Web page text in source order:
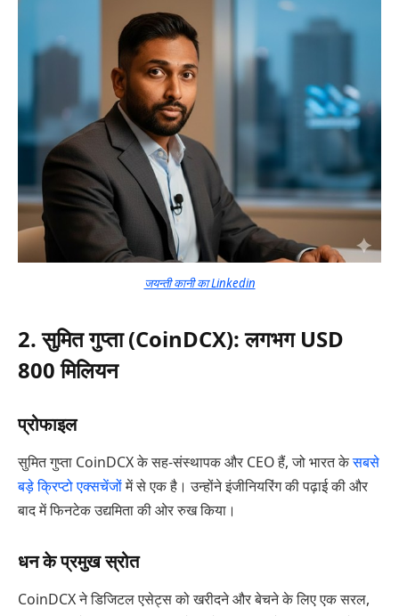
जयन्ती कानी का Linkedin
2. सुमित गुप्ता (CoinDCX): लगभग USD
800 मिलियन
प्रोफाइल
सुमित गुप्ता CoinDCX के सह-संस्थापक और CEO हैं, जो भारत केसबसे
बड़े क्रिप्टो एक्सचेंजोंमें से एक है। उन्होंने इंजीनियरिंग की पढ़ाई की और
बाद में फिनटेक उद्यमिता की ओर रुख किया।
धन के प्रमुख स्रोत
CoinDCX ने डिजिटल एसेट्स को खरीदने और बेचने के लिए एक सरल,